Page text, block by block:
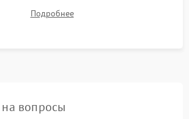
отсутствия посторонних шумов,
и абсолютной сухости в поддоне.
Подробнее
на вопросы